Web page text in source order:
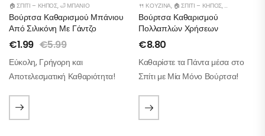
🏠 ΣΠΊΤΙ – ΚΉΠΟΣ,🛁 ΜΠΆΝΙΟ
Βούρτσα Καθαρισμού Μπάνιου
Από Σιλικόνη Με Γάντζο
€1.99 €5.99
Εύκολη, Γρήγορη και
Αποτελεσματική Καθαριότητα!
🍴 ΚΟΥΖΊΝΑ, 🏠 ΣΠΊΤΙ – ΚΉΠΟΣ,🛁 ΜΠΆΝΙΟ
Βούρτσα Καθαρισμού
Πολλαπλών Χρήσεων
€8.80
Καθαρίστε τα Πάντα μέσα στο
Σπίτι με Μία Μόνο Βούρτσα!